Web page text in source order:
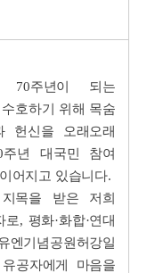
70주년이 되는
호하기 위해 목숨
헌신을 오래오래
년 대국민 참여
어지고 있습니다.
지목을 받은 저희
, 평화·화합·연대
념공원허강일
공자에게 마음을